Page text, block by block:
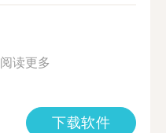
阅读更多
下载软件